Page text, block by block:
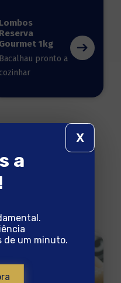
Lombos
Reserva
Gourmet 1kg
Bacalhau pronto a
cozinhar
a
de um minuto.
X